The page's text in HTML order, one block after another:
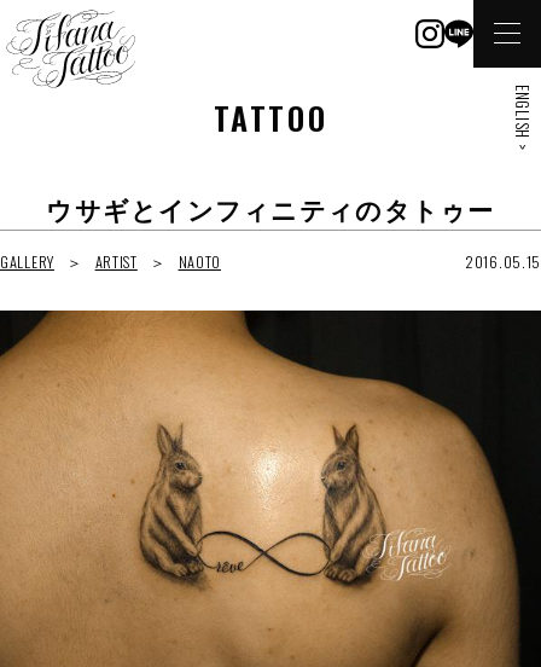
TATTOO
ウサギとインフィニティのタトゥー
GALLERY ARTIST NAOTO 2016.05.15
ENGLISH >